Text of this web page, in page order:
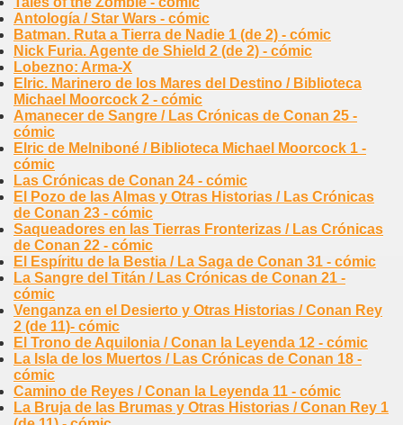
Antología / Star Wars - cómic
Batman. Ruta a Tierra de Nadie 1 (de 2) - cómic
Nick Furia. Agente de Shield 2 (de 2) - cómic
Lobezno: Arma-X
Elric. Marinero de los Mares del Destino / Biblioteca
Michael Moorcock 2 - cómic
Amanecer de Sangre / Las Crónicas de Conan 25 -
cómic
Elric de Melniboné / Biblioteca Michael Moorcock 1 -
cómic
Las Crónicas de Conan 24 - cómic
El Pozo de las Almas y Otras Historias / Las Crónicas
de Conan 23 - cómic
Saqueadores en las Tierras Fronterizas / Las Crónicas
de Conan 22 - cómic
El Espíritu de la Bestia / La Saga de Conan 31 - cómic
La Sangre del Titán / Las Crónicas de Conan 21 -
cómic
Venganza en el Desierto y Otras Historias / Conan Rey
2 (de 11)- cómic
El Trono de Aquilonia / Conan la Leyenda 12 - cómic
La Isla de los Muertos / Las Crónicas de Conan 18 -
cómic
Camino de Reyes / Conan la Leyenda 11 - cómic
La Bruja de las Brumas y Otras Historias / Conan Rey 1